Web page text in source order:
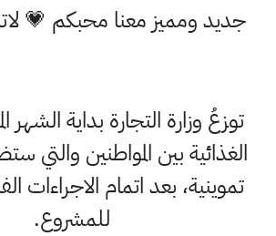
جديد ومميز معنا محبكم 💗
توزعُ وزارة التجارة بداية الشهر
الغذائية بين المواطنين والتي
تموينية، بعد اتمام الاجراءات
للمشروع.